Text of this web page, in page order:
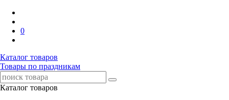
0
Каталог товаров
Товары по праздникам
Каталог товаров